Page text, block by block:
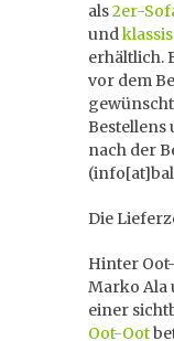
als2er-
und
erhältlich.
vor dem
Bestellens
nach der
Die
Hinter
Marko Ala
einer
Oot-Oot